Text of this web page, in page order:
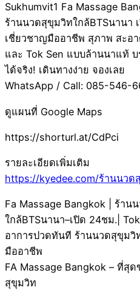
Sukhumvit1 Fa Massage
ร้านนวดสุขุมวิทใกล้BTSนานา
เชี่ยวชาญมืออาชีพ สุภาพ สะอ
และ Tok Sen แบบล้านนาแท้
ได้จริง! เดินทางง่าย จองเลย
WhatsApp / Call: 085-546-
ดูแผนที่ Google Maps
https://shorturl.at/CdPci
รายละเอียดเพิ่มเติม
https://kyedee.com/ร้านนว
Fa Massage Bangkok | ร้าน
ใกล้BTSนานา–เปิด 24ชม.|
อาการปวดทันที ร้านนวดสุขุมวิ
มืออาชีพ
FA Massage Bangkok – ที่สุ
สุขุมวิท